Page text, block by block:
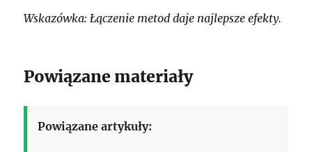
Wskazówka: Łączenie metod daje najlepsze efekty.
Powiązane materiały
Powiązane artykuły: